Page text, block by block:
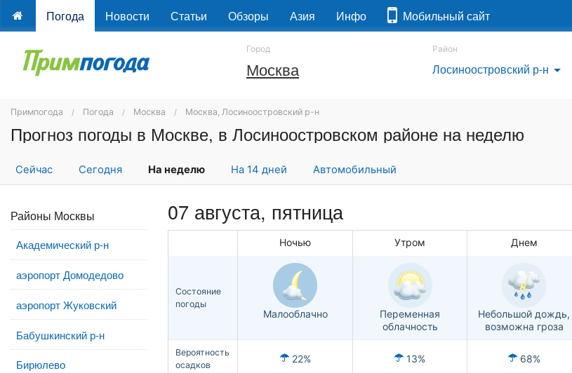
Погода Новости Статьи Обзоры Азия Инфо Мобильный сайт
Город
Москва
Район
Лосиноостровский р-н arrow_drop_down
Примпогода Погода Москва Москва, Лосиноостровский р-н
Прогноз погоды в Москве, в Лосиноостровском районе на неделю
Сейчас Сегодня На неделю На 14 дней Автомобильный
Районы Москвы
Академический р-н
аэропорт Домодедово
аэропорт Жуковский
Бабушкинский р-н
Бирюлево
07 августа, пятница
Ночью Утром Днем
Состояние
погоды
Малооблачно
Переменная
облачность
Небольшой дождь,
возможна гроза
Вероятность
осадков
22% 13% 68%